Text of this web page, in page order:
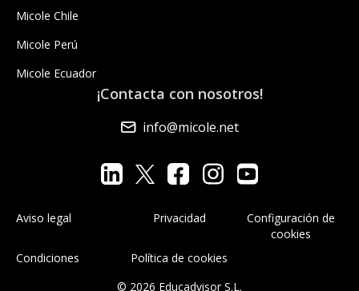
Micole Chile
Micole Perú
Micole Ecuador
¡Contacta con nosotros!
info@micole.net
Aviso legal Privacidad
Configuración de
cookies
Condiciones
Política de cookies
© 2026 Educadvisor S.L.